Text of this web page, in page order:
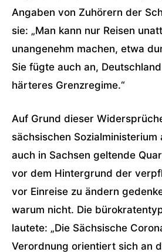
Angaben von Zuhörern der
sie: „Man kann nur Reisen
unangenehm machen, etwa
Sie fügte auch an,
härteres Grenzregime.“
Auf Grund dieser
sächsischen Sozialministerium
auch in Sachsen geltende
vor dem Hintergrund der
vor Einreise zu ändern
warum nicht. Die
lautete: „Die Sächsische
Verordnung orientiert sich an